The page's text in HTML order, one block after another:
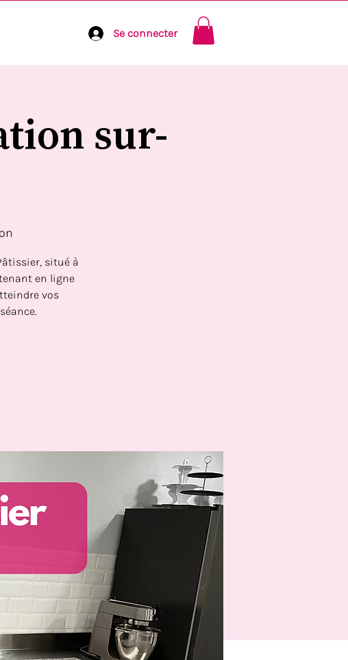
Se connecter
sur-
situé à
en ligne
vos